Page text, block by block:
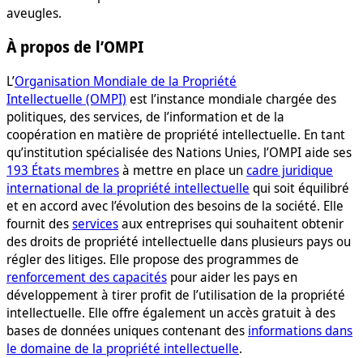
aveugles.
À propos de l’OMPI
L’Organisation Mondiale de la Propriété
Intellectuelle (OMPI) est l’instance mondiale chargée des
politiques, des services, de l’information et de la
coopération en matière de propriété intellectuelle. En tant
qu’institution spécialisée des Nations Unies, l’OMPI aide ses
193 États membresà mettre en place uncadre juridique
international de la propriété intellectuelle qui soit équilibré
et en accord avec l’évolution des besoins de la société. Elle
fournit desservicesaux entreprises qui souhaitent obtenir
des droits de propriété intellectuelle dans plusieurs pays ou
régler des litiges. Elle propose des programmes de
renforcement des capacités pour aider les pays en
développement à tirer profit de l’utilisation de la propriété
intellectuelle. Elle offre également un accès gratuit à des
bases de données uniques contenant des informations dans
le domaine de la propriété intellectuelle.